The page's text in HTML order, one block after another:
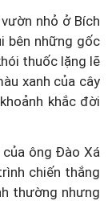
nhỏ ở Bích
bên những gốc
thuốc lặng lẽ
xanh của cây
khắc đời
ông Đào Xá
chiến thắng
thường nhưng